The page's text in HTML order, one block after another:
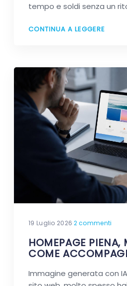
tempo e soldi senza un
CONTINUA A LEGGERE
19 Luglio 2026·2 commenti
HOMEPAGE PIENA,
COME
SITO
Immagine generata con